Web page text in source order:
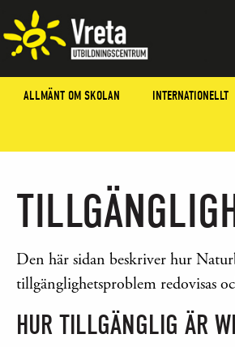
ALLMÄNT OM SKOLAN INTERNATIONELLT
Den här sidan beskriver hur
tillgänglighetsproblem redovisas
HUR TILLGÄNGLIG ÄR